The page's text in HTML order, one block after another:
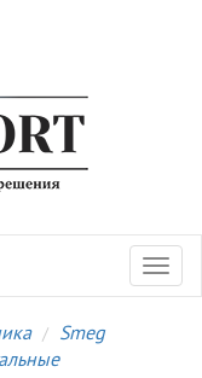
Smeg